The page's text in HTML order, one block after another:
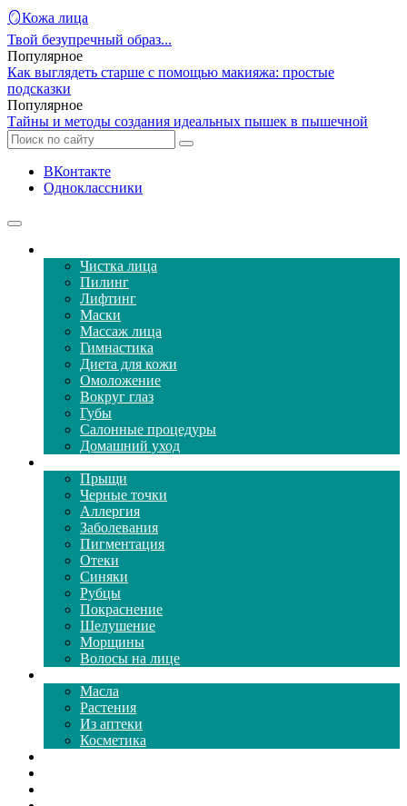
🪞Кожа лица
Твой безупречный образ...
Популярное
Как выглядеть старше с помощью макияжа: простые
подсказки
Популярное
Тайны и методы создания идеальных пышек в пышечной
ВКонтакте
Одноклассники
Чистка лица
Пилинг
Лифтинг
Маски
Массаж лица
Гимнастика
Диета для кожи
Омоложение
Вокруг глаз
Губы
Салонные процедуры
Домашний уход
Прыщи
Черные точки
Аллергия
Заболевания
Пигментация
Отеки
Синяки
Рубцы
Покраснение
Шелушение
Морщины
Волосы на лице
Масла
Растения
Из аптеки
Косметика